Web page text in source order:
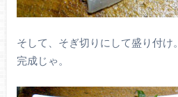
そして、そぎ切りにして盛り付け。
完成じゃ。